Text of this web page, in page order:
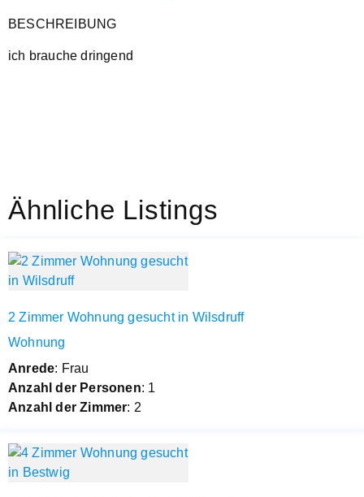
BESCHREIBUNG
ich brauche dringend
Ähnliche Listings
2 Zimmer Wohnung gesucht in Wilsdruff
Wohnung
Anrede: Frau
Anzahl der Personen: 1
Anzahl der Zimmer: 2